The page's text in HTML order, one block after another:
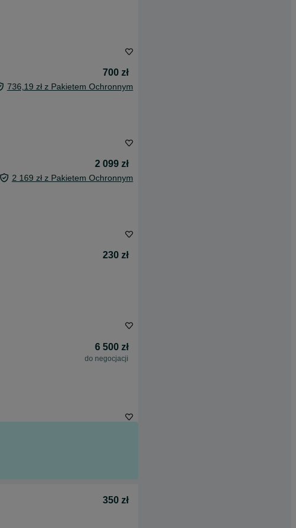
700 zł
736,19 zł z Pakietem Ochronnym
2 099 zł
2 169 zł z Pakietem Ochronnym
230 zł
6 500 zł
do negocjacji
350 zł